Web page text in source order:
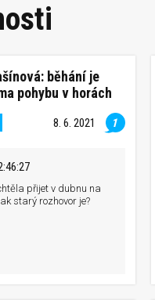
běhání je
pohybu v horách
8. 6. 2021 1
přijet v dubnu na
starý rozhovor je?